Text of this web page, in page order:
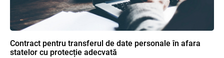
Plafonul operațiunilor valutare de capital
06.08.2026
Contract pentru transferul de date personale în afara
statelor cu protecție adecvată